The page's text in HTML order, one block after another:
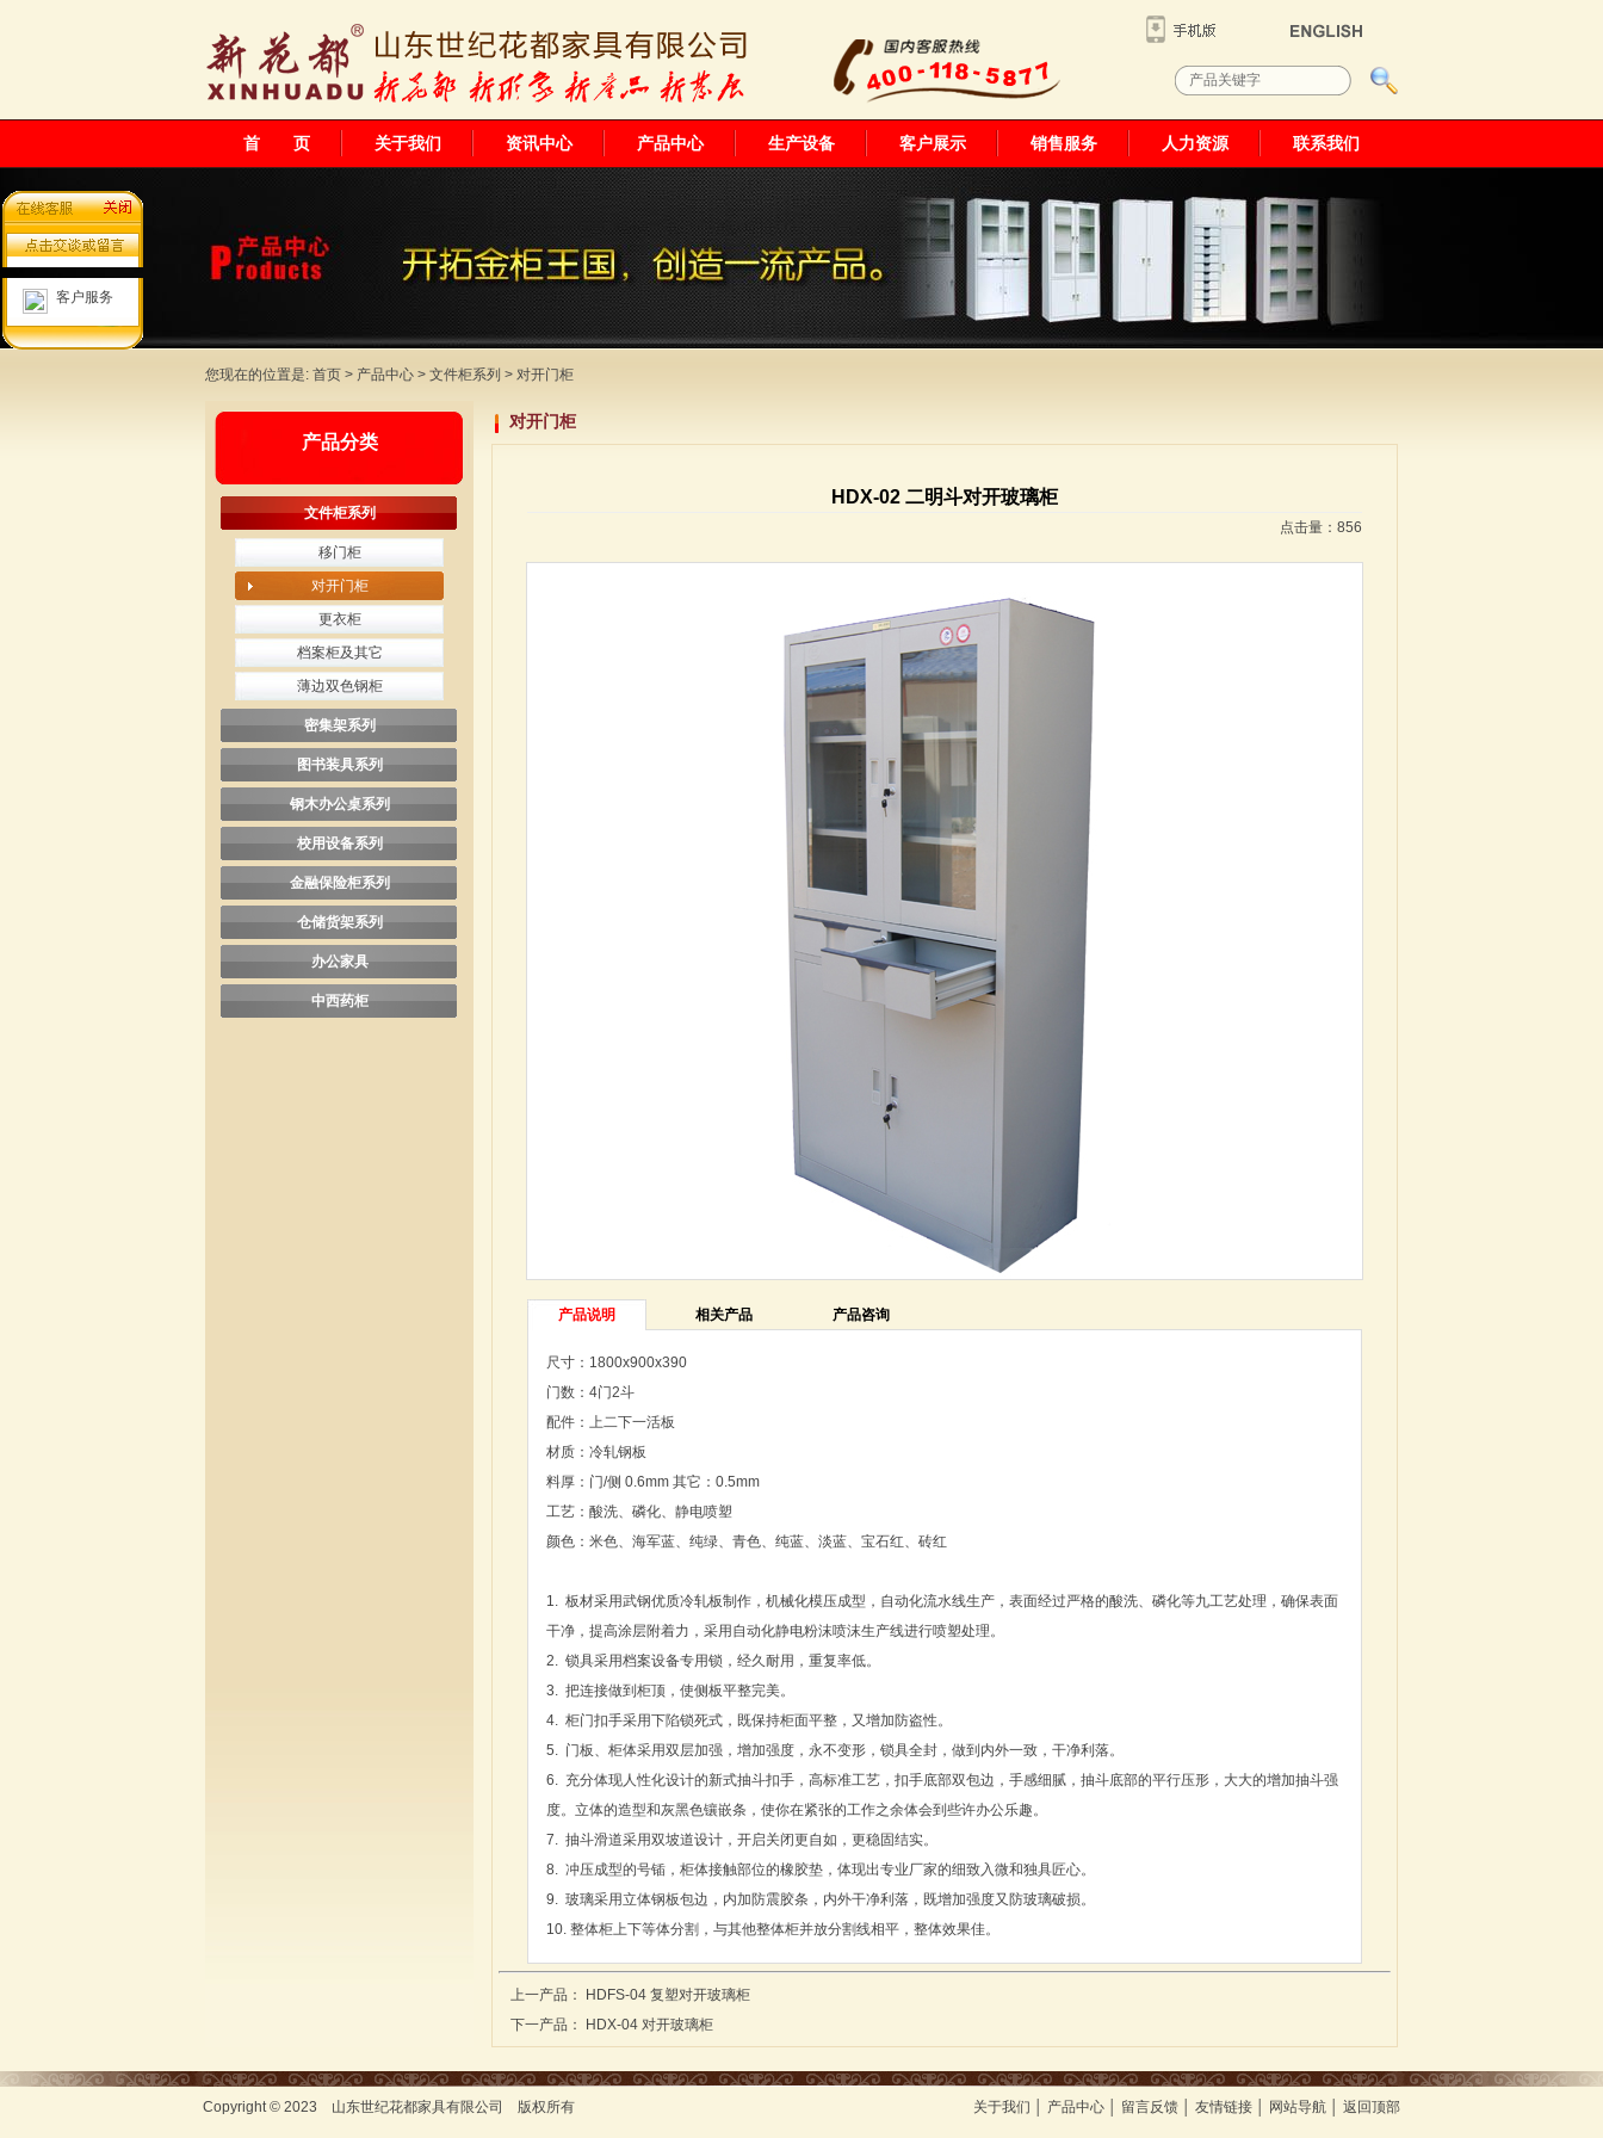
首 页 关于我们 资讯中心 产品中心 生产设备 客户展示 销售服务 人力资源 联系我们
您现在的位置是: 首页 > 产品中心 > 文件柜系列 > 对开门柜
产品分类
文件柜系列
移门柜
对开门柜
更衣柜
档案柜及其它
薄边双色钢柜
密集架系列
图书装具系列
钢木办公桌系列
校用设备系列
金融保险柜系列
仓储货架系列
办公家具
中西药柜
对开门柜
HDX-02 二明斗对开玻璃柜
点击量： 856
产品说明 相关产品 产品咨询
尺寸：1800x900x390
门数： 4门2斗
配件：上二下一活板
材质：冷轧钢板
料厚：门/侧 0.6mm 其它： 0.5mm
工艺：酸洗、磷化、静电喷塑
颜色：米色、海军蓝、纯绿、青色、纯蓝、淡蓝、宝石红、砖红
1. 板材采用武钢优质冷轧板制作，机械化模压成型，自动化流水线生产，表面经过严格的酸洗、磷化等九工艺处理，确保表面
干净，提高涂层附着力，采用自动化静电粉沫喷沫生产线进行喷塑处理。
2. 锁具采用档案设备专用锁，经久耐用，重复率低。
3. 把连接做到柜顶，使侧板平整完美。
4. 柜门扣手采用下陷锁死式，既保持柜面平整，又增加防盗性。
5. 门板、柜体采用双层加强，增加强度，永不变形，锁具全封，做到内外一致，干净利落。
6. 充分体现人性化设计的新式抽斗扣手，高标准工艺，扣手底部双包边，手感细腻，抽斗底部的平行压形，大大的增加抽斗强
度。立体的造型和灰黑色镶嵌条，使你在紧张的工作之余体会到些许办公乐趣。
7. 抽斗滑道采用双坡道设计，开启关闭更自如，更稳固结实。
8. 冲压成型的号锸，柜体接触部位的橡胶垫，体现出专业厂家的细致入微和独具匠心。
9. 玻璃采用立体钢板包边，内加防震胶条，内外干净利落，既增加强度又防玻璃破损。
10. 整体柜上下等体分割，与其他整体柜并放分割线相平，整体效果佳。
上一产品：
HDFS-04 复塑对开玻璃柜
下一产品：
HDX-04 对开玻璃柜
Copyright © 2023 山东世纪花都家具有限公司 版权所有 关于我们 产品中心 留言反馈 友情链接 网站导航 返回顶部
客户服务